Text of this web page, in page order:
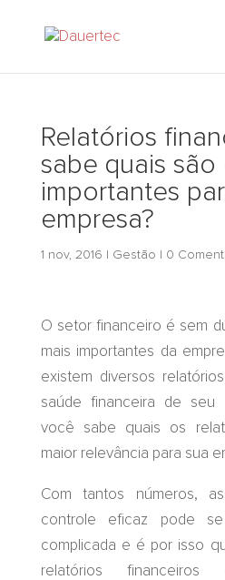
Relatórios
sabe quais são
importantes
empresa?
1 nov, 2016 Gestão 0
O setor financeiro é sem
mais importantes da
existem diversos
saúde financeira de seu
você sabe quais os
maior relevância para sua
Com tantos números,
controle eficaz pode
complicada e é por isso
relatórios